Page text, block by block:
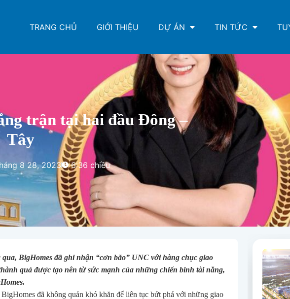
TRANG CHỦ GIỚI THIỆU DỰ ÁN TIN TỨC
trận tại hai đầu Đông –
Tây
8 28, 2023 6:36 chiều
BigHomes đã ghi nhận “cơn bão” UNC với hàng chục giao
quả được tạo nên từ sức mạnh của những chiến binh tài năng,
đã không quản khó khăn để liên tục bứt phá với những giao